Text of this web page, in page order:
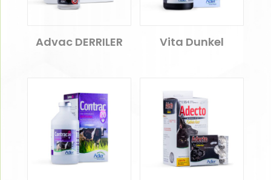
Advac DERRILER Vita Dunkel